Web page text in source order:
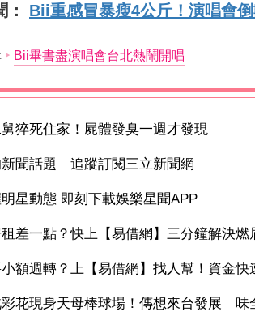
： Bii重感冒暴瘦4公斤！演唱會
Bii畢書盡演唱會台北熱鬧開唱
猝死住家！屍體發臭一週才發現
聞話題 追蹤訂閱三立新聞網
星動態 即刻下載娛樂星聞APP
差一點？快上【易借網】三分鐘解決燃
額週轉？上【易借網】找人幫！資金快
花現身天母棒球場！傳想來台發展 味